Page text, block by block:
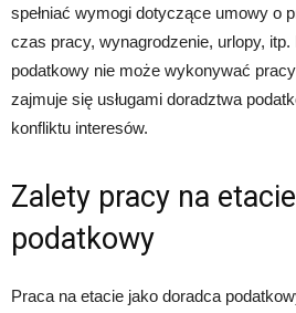
spełniać wymogi dotyczące umowy o
czas pracy, wynagrodzenie, urlopy, itp.
podatkowy nie może wykonywać
zajmuje się usługami doradztwa
konfliktu interesów.
Zalety pracy na
podatkowy
Praca na etacie jako doradca